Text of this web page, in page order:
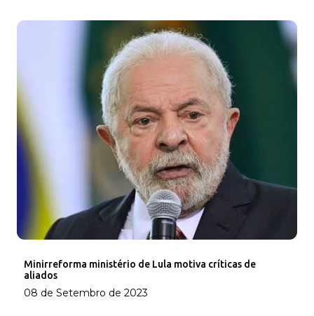
Minirreforma ministério de Lula motiva críticas de
aliados
08 de Setembro de 2023